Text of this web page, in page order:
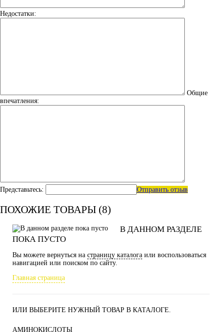
Недостатки:
Общие
впечатления:
Представьтесь: Отправить отзыв
ПОХОЖИЕ ТОВАРЫ (8)
В ДАННОМ РАЗДЕЛЕ
ПОКА ПУСТО
Вы можете вернуться на страницу каталога или воспользоваться
навигацией или поиском по сайту.
Главная страница
ИЛИ ВЫБЕРИТЕ НУЖНЫЙ ТОВАР В КАТАЛОГЕ.
АМИНОКИСЛОТЫ